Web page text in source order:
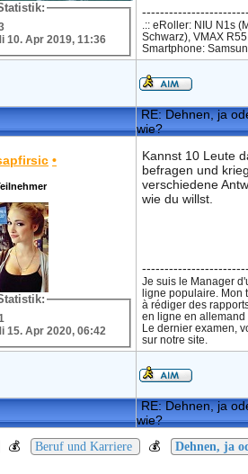
10. Apr 2019, 11:36
.:: eRoller: NIU N1s
Schwarz), VMAX
Smartphone:
RE: Dehnen, ja
wie?
•
15. Apr 2020, 06:42
Kannst 10 Leute
befragen und
verschiedene
wie du willst.
Je suis le Manager
ligne populaire. Mon
à rédiger des
en ligne en allemand
Le dernier examen,
sur notre site.
RE: Dehnen, ja
wie?
💰 Beruf und Karriere 💰
Dehnen, ja